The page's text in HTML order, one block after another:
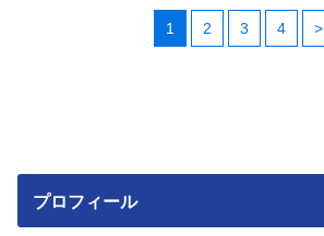
1 2 3 4 >
プロフィール